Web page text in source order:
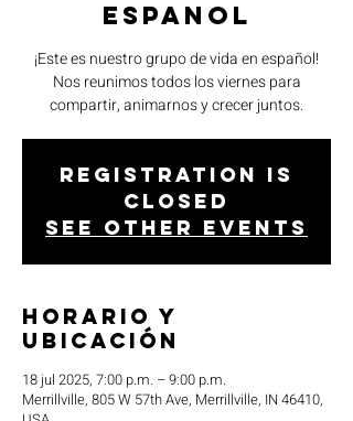
Espanol
¡Este es nuestro grupo de vida en español!
Nos reunimos todos los viernes para
compartir, animarnos y crecer juntos.
Registration is
closed
See other events
Horario y
ubicación
18 jul 2025, 7:00 p.m. – 9:00 p.m.
Merrillville, 805 W 57th Ave, Merrillville, IN 46410,